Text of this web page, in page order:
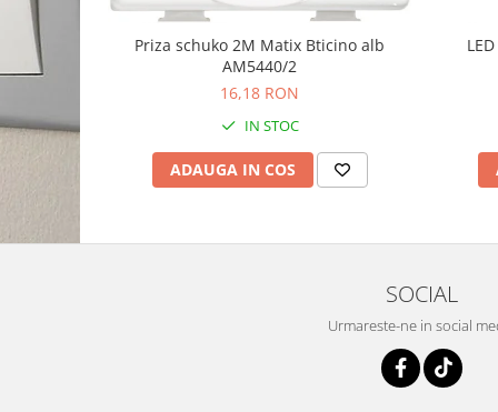
Priza schuko 2M Matix Bticino alb
AM5440/2
16,18 RON
IN STOC
ADAUGA IN COS
SOCIAL
Urmareste-ne in social